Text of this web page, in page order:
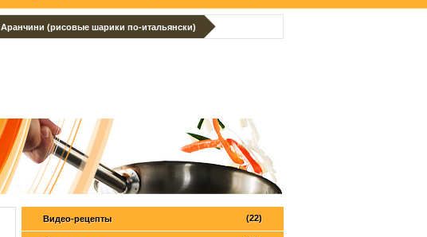
Аранчини (рисовые шарики по-итальянски)
(22)
Видео-рецепты